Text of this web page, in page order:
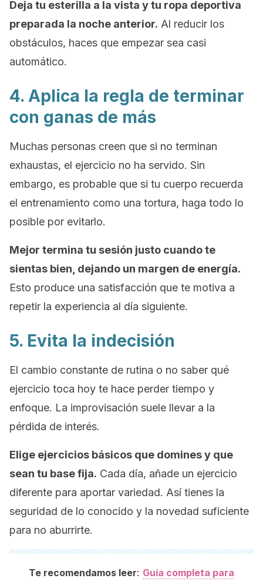
Deja tu esterilla a la vista y tu ropa deportiva
preparada la noche anterior. Al reducir los
obstáculos, haces que empezar sea casi
automático.
4. Aplica la regla de terminar
con ganas de más
Muchas personas creen que si no terminan
exhaustas, el ejercicio no ha servido. Sin
embargo, es probable que si tu cuerpo recuerda
el entrenamiento como una tortura, haga todo lo
posible por evitarlo.
Mejor termina tu sesión justo cuando te
sientas bien, dejando un margen de energía.
Esto produce una satisfacción que te motiva a
repetir la experiencia al día siguiente.
5. Evita la indecisión
El cambio constante de rutina o no saber qué
ejercicio toca hoy te hace perder tiempo y
enfoque. La improvisación suele llevar a la
pérdida de interés.
Elige ejercicios básicos que domines y que
sean tu base fija. Cada día, añade un ejercicio
diferente para aportar variedad. Así tienes la
seguridad de lo conocido y la novedad suficiente
para no aburrirte.
Te recomendamos leer: Guía completa para